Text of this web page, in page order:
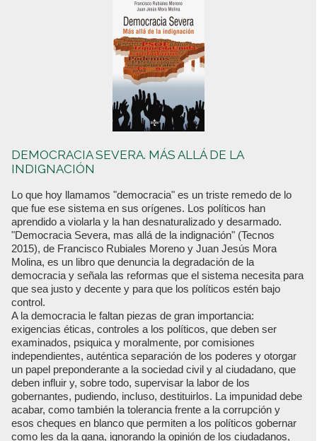
DEMOCRACIA SEVERA. MÁS ALLÁ DE LA
INDIGNACIÓN
Lo que hoy llamamos "democracia" es un triste remedo de lo
que fue ese sistema en sus orígenes. Los políticos han
aprendido a violarla y la han desnaturalizado y desarmado.
"Democracia Severa, mas allá de la indignación" (Tecnos
2015), de Francisco Rubiales Moreno y Juan Jesús Mora
Molina, es un libro que denuncia la degradación de la
democracia y señala las reformas que el sistema necesita para
que sea justo y decente y para que los políticos estén bajo
control.
A la democracia le faltan piezas de gran importancia:
exigencias éticas, controles a los políticos, que deben ser
examinados, psiquica y moralmente, por comisiones
independientes, auténtica separación de los poderes y otorgar
un papel preponderante a la sociedad civil y al ciudadano, que
deben influir y, sobre todo, supervisar la labor de los
gobernantes, pudiendo, incluso, destituirlos. La impunidad debe
acabar, como también la tolerancia frente a la corrupción y
esos cheques en blanco que permiten a los políticos gobernar
como les da la gana, ignorando la opinión de los ciudadanos,